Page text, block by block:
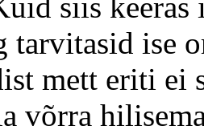
siis
tarvitasid ise
mett eriti ei
võrra